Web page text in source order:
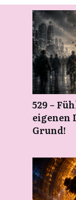
529 –
eigenen
Grund!